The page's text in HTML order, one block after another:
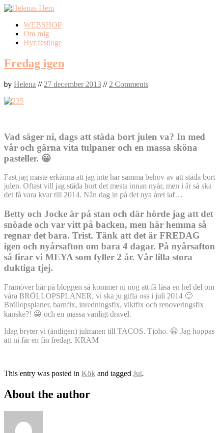
Skip
content
WEBSHOP
Om mig
Hyr festloge
Fredag igen
by Helena // 27 december 2013 // 2 Comments
Vad säger ni, dags att städa bort julen va? In med
vår och gärna vita tulpaner och en massa sköna
pasteller. 😀
Fast jag måste erkänna att jag inte har samma behov av att städa bort
julen. Oftast vill jag städa bort det mesta innan nyår, men i år så ska
det få vara kvar till 2014. Nån dag in på det nya året iaf…
Betty och Jocke är på stan och där hörde jag att det
snöade och var vitt på backen, men här hemma så
regnar det bara. Trist. Tänk att det är FREDAG
igen och nyårsafton om bara 4 dagar. På nyårsafton
så firar vi MEYA som fyller 2 år. Vår lilla stora
duktiga tjej.
Framöver här på bloggen så kommer ni nog att få läsa en hel del om
våra BRÖLLOPSPLANER, vi ska ju gifta oss i juli 2014 🙂
Bröllopsplaner, barnfix, inredningsfix, viktfix och renoveringsfix
kanske?! 😀 och en massa vanligt dravel.
Idag bryter vi (äntligen) julmaten till TACOS. Tjoho. 😀 Jag hoppas
att ni får en fin fredag. KRAM
This entry was posted in Kök and tagged Jul.
About the author